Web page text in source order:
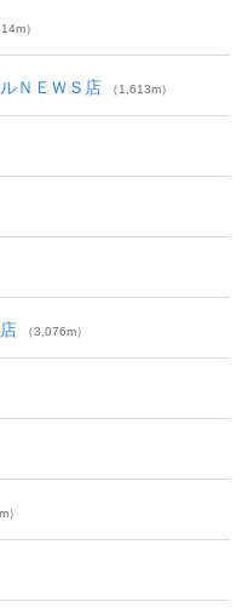
）
ＮＥＷＳ店 （1,613m）
（3,076m）
）